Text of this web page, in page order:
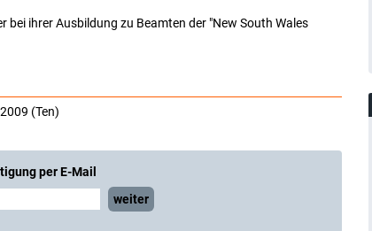
bei ihrer Ausbildung zu Beamten der "New South Wales
(Ten)
per E-Mail
weiter